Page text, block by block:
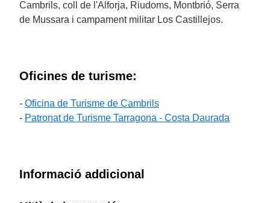
Cambrils, coll de l'Alforja, Riudoms, Montbrió, Serra
de Mussara i campament militar Los Castillejos.
Oficines de turisme:
- Oficina de Turisme de Cambrils
- Patronat de Turisme Tarragona - Costa Daurada
Informació addicional